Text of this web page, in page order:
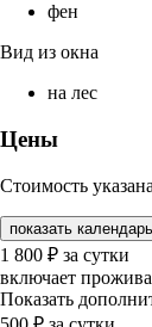
фен
Вид из окна
на лес
Цены
Стоимость
показать календарь
1 800 ₽ за сутки
включает
Показать